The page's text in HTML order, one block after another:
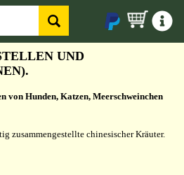
UND
von Hunden, Katzen, Meerschweinchen
zusammengestellte chinesischer Kräuter.